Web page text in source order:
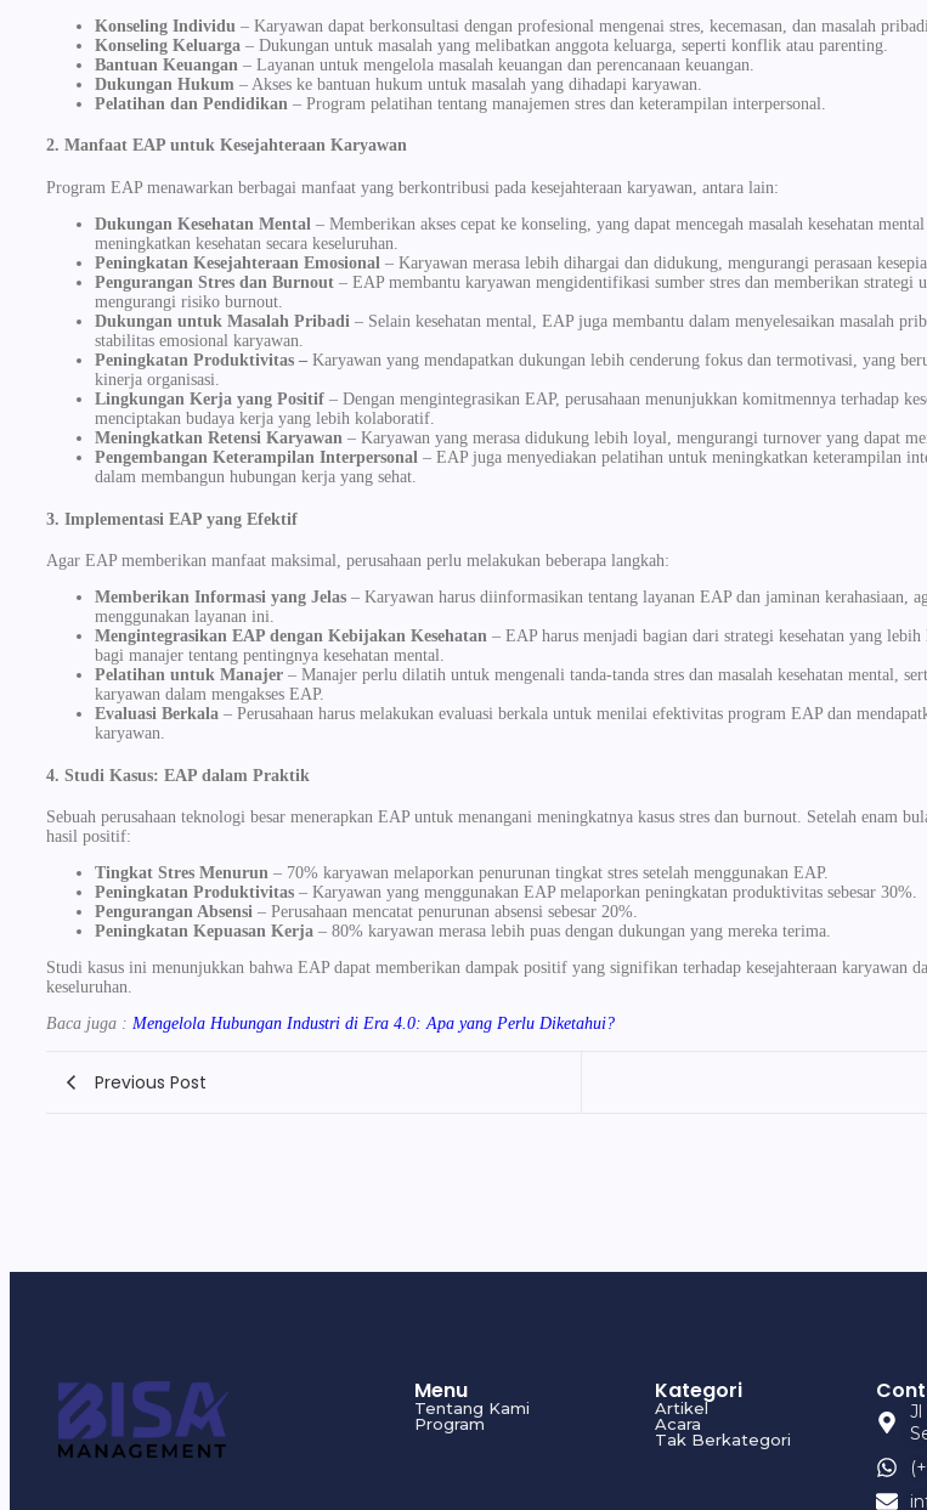
Konseling Individu – Karyawan dapat berkonsultasi dengan profesional mengenai stres, kecemasan, dan masalah
Konseling Keluarga – Dukungan untuk masalah yang melibatkan anggota keluarga, seperti konflik atau parenting.
Bantuan Keuangan – Layanan untuk mengelola masalah keuangan dan perencanaan keuangan.
Dukungan Hukum – Akses ke bantuan hukum untuk masalah yang dihadapi karyawan.
Pelatihan dan Pendidikan – Program pelatihan tentang manajemen stres dan keterampilan interpersonal.
2. Manfaat EAP untuk Kesejahteraan Karyawan
Program EAP menawarkan berbagai manfaat yang berkontribusi pada kesejahteraan karyawan, antara lain:
Dukungan Kesehatan Mental – Memberikan akses cepat ke konseling, yang dapat mencegah masalah kesehatan
meningkatkan kesehatan secara keseluruhan.
Peningkatan Kesejahteraan Emosional – Karyawan merasa lebih dihargai dan didukung, mengurangi perasaan
Pengurangan Stres dan Burnout – EAP membantu karyawan mengidentifikasi sumber stres dan memberikan strategi
mengurangi risiko burnout.
Dukungan untuk Masalah Pribadi – Selain kesehatan mental, EAP juga membantu dalam menyelesaikan masalah
stabilitas emosional karyawan.
Peningkatan Produktivitas – Karyawan yang mendapatkan dukungan lebih cenderung fokus dan termotivasi, yang
kinerja organisasi.
Lingkungan Kerja yang Positif – Dengan mengintegrasikan EAP, perusahaan menunjukkan komitmennya terhadap
menciptakan budaya kerja yang lebih kolaboratif.
Meningkatkan Retensi Karyawan – Karyawan yang merasa didukung lebih loyal, mengurangi turnover yang dapat
Pengembangan Keterampilan Interpersonal – EAP juga menyediakan pelatihan untuk meningkatkan keterampilan
dalam membangun hubungan kerja yang sehat.
3. Implementasi EAP yang Efektif
Agar EAP memberikan manfaat maksimal, perusahaan perlu melakukan beberapa langkah:
Memberikan Informasi yang Jelas – Karyawan harus diinformasikan tentang layanan EAP dan jaminan kerahasiaan,
menggunakan layanan ini.
Mengintegrasikan EAP dengan Kebijakan Kesehatan – EAP harus menjadi bagian dari strategi kesehatan yang
bagi manajer tentang pentingnya kesehatan mental.
Pelatihan untuk Manajer – Manajer perlu dilatih untuk mengenali tanda-tanda stres dan masalah kesehatan mental,
karyawan dalam mengakses EAP.
Evaluasi Berkala – Perusahaan harus melakukan evaluasi berkala untuk menilai efektivitas program EAP dan
karyawan.
4. Studi Kasus: EAP dalam Praktik
Sebuah perusahaan teknologi besar menerapkan EAP untuk menangani meningkatnya kasus stres dan burnout. Setelah enam
hasil positif:
Tingkat Stres Menurun – 70% karyawan melaporkan penurunan tingkat stres setelah menggunakan EAP.
Peningkatan Produktivitas – Karyawan yang menggunakan EAP melaporkan peningkatan produktivitas sebesar 30%.
Pengurangan Absensi – Perusahaan mencatat penurunan absensi sebesar 20%.
Peningkatan Kepuasan Kerja – 80% karyawan merasa lebih puas dengan dukungan yang mereka terima.
Studi kasus ini menunjukkan bahwa EAP dapat memberikan dampak positif yang signifikan terhadap kesejahteraan karyawan
keseluruhan.
Baca juga : Mengelola Hubungan Industri di Era 4.0: Apa yang Perlu Diketahui?
Previous Post
Menu
Tentang Kami
Program
Kategori
Artikel
Acara
Tak Berkategori
Jl